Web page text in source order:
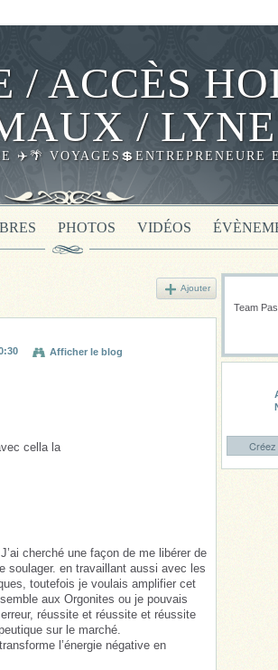
/ ACCÈS
/ LYNE
✈️🌴 VOYAGES💲ENTREPRENEURE
PHOTOS VIDÉOS
Ajouter
Afficher le blog
cella la
cherché une façon de me libérer de
soulager. en travaillant aussi avec les
toutefois je voulais amplifier cet
aux Orgonites ou je pouvais
réussite et réussite et réussite
sur le marché.
l’énergie négative en
Team
Créez